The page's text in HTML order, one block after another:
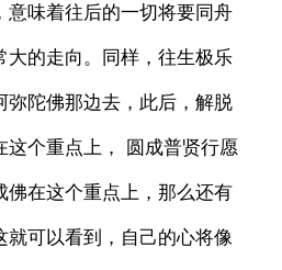
意味着往后的一切将要同舟
大的走向。同样，往生极乐
弥陀佛那边去，此后，解脱
这个重点上， 圆成普贤行愿
佛在这个重点上，那么还有
就可以看到，自己的心将像